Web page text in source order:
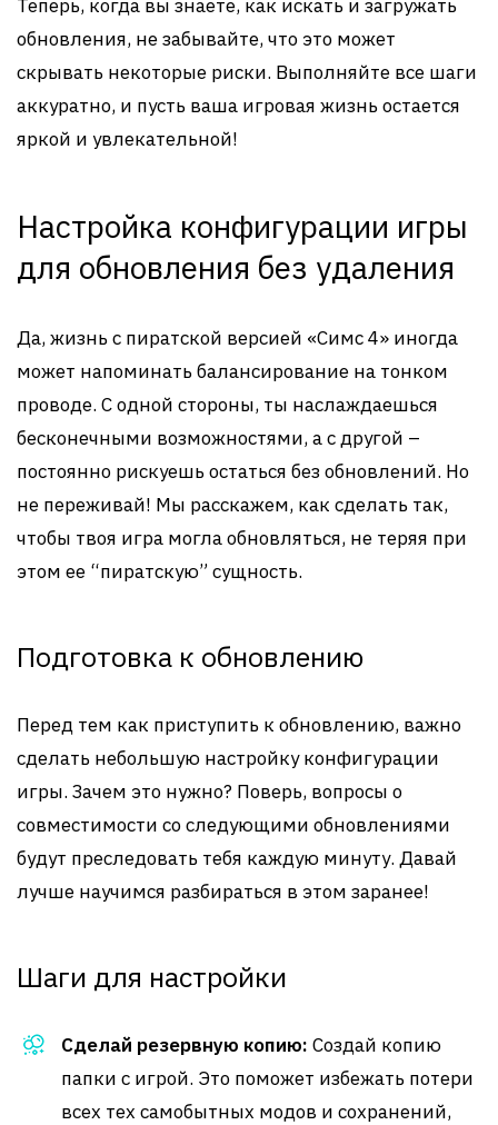
Теперь, когда вы знаете, как искать и загружать
обновления, не забывайте, что это может
скрывать некоторые риски. Выполняйте все шаги
аккуратно, и пусть ваша игровая жизнь остается
яркой и увлекательной!
Настройка конфигурации игры
для обновления без удаления
Да, жизнь с пиратской версией «Симс 4» иногда
может напоминать балансирование на тонком
проводе. С одной стороны, ты наслаждаешься
бесконечными возможностями, а с другой –
постоянно рискуешь остаться без обновлений. Но
не переживай! Мы расскажем, как сделать так,
чтобы твоя игра могла обновляться, не теряя при
этом ее “пиратскую” сущность.
Подготовка к обновлению
Перед тем как приступить к обновлению, важно
сделать небольшую настройку конфигурации
игры. Зачем это нужно? Поверь, вопросы о
совместимости со следующими обновлениями
будут преследовать тебя каждую минуту. Давай
лучше научимся разбираться в этом заранее!
Шаги для настройки
Сделай резервную копию: Создай копию
папки с игрой. Это поможет избежать потери
всех тех самобытных модов и сохранений,